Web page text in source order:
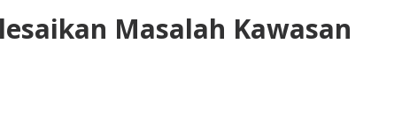
Masalah Kawasan